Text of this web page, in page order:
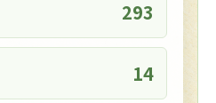
293
14